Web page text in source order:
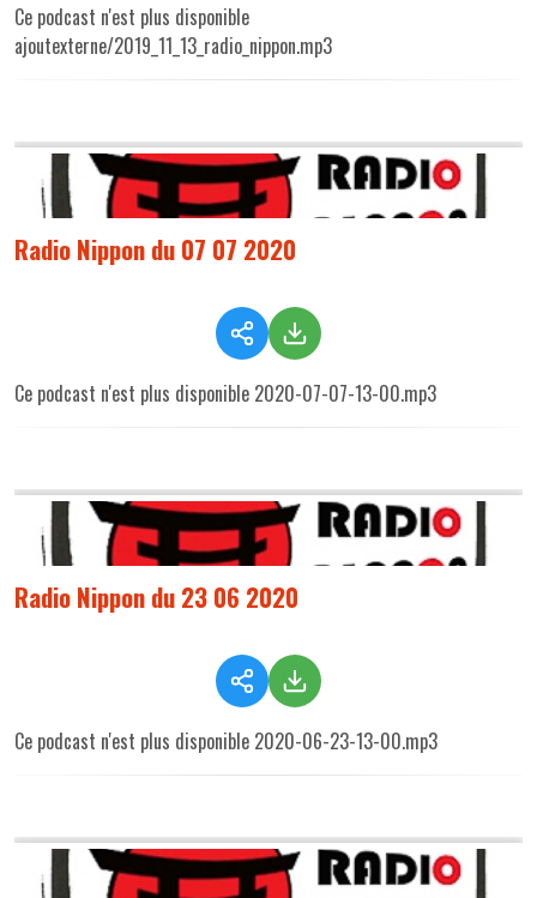
Ce podcast n'est plus disponible
ajoutexterne/2019_11_13_radio_nippon.mp3
Radio Nippon du 07 07 2020
Ce podcast n'est plus disponible 2020-07-07-13-00.mp3
Radio Nippon du 23 06 2020
Ce podcast n'est plus disponible 2020-06-23-13-00.mp3